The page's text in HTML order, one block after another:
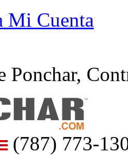
Mi Cuenta
Ponchar,
(787) 773-